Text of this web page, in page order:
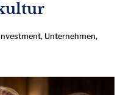
, Unternehmen,